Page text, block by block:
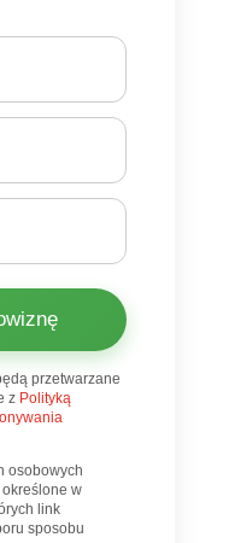
przetwarzane
z Polityką
osobowych
w
link
sposobu